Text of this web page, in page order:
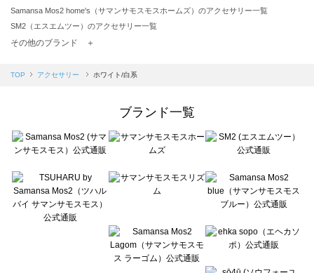
Samansa Mos2 home's（サマンサモスモスホームズ）のアクセサリー一覧
SM2（エスエムツー）のアクセサリー一覧
TSUHARU by Samansa Mos2（ツハルバイサマンサモスモス）のアクセサリー一覧
Samansa Mos2 blue（サマンサモスモス ブルー）のアクセサリー一覧
sō4ū（ソウフォーユー）のアクセサリー一覧
Te chichi（テチチ）のアクセサリー一覧
Te chichi CLASSIC（テチチ クラシック）のアクセサリー一覧
Lugnoncure（ルノンキュール）のアクセサリー一覧
BETTY'S BLUE（べティーズブルー）のアクセサリー一覧
Wpc.（ワールドパーティー）のアクセサリー一覧
その他のブランド ＋
TOP アクセサリー ホワイト/白系
ブランド一覧